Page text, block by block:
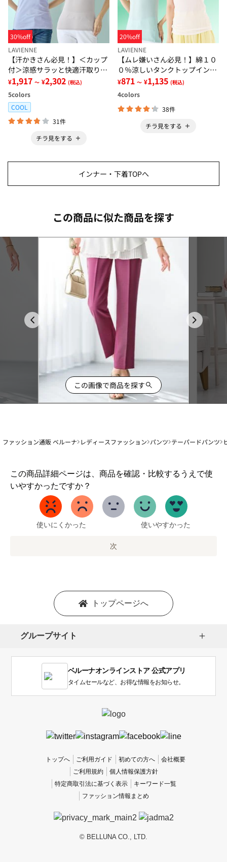
30%off
LAVIENNE
【汗かきさん必見！】＜カップ
付＞涼感サラッと快適汗取りタ
ンクトップインナー＜さらりラ
ボ＞
¥1,917 ～ ¥2,302 (税込)
5colors
COOL
31件
チラ見をする
20%off
LAVIENNE
【ムレ嫌いさん必見！】綿１０
０％涼しいタンクトップインナ
ー＜さらりラボ＞
¥871 ～ ¥1,135 (税込)
4colors
38件
チラ見をする
インナー・下着TOPへ
この商品に似た商品を探す
この画像で商品を探す
ファッション通販 ベルーナ レディースファッション パンツ テーパードパンツ
この商品詳細ページは、商品を確認・比較するうえで使
いやすかったですか？
1
か
い
使いにくかった 使いやすかった
次
トップページへ
グループサイト
ベルーナオンラインストア 公式アプリ
タイムセールなど、お得な情報をお知らせ。
トップへ ご利用ガイド 初めての方へ
会社概要
ご利用規約
個人情報保護方針
特定商取引法に基づく表示
キーワード一覧
ファッション情報まとめ
© BELLUNA CO., LTD.